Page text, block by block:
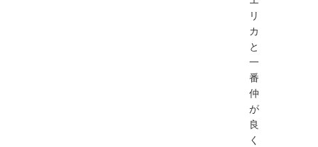
リ
カ
と
一
番
仲
が
良
く